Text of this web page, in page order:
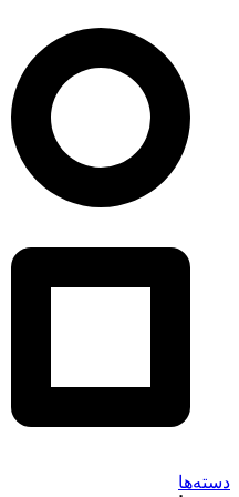
دسته‌ها